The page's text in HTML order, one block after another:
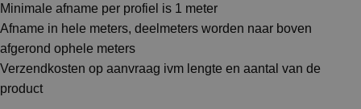
Minimale afname per profiel is 1 meter
Afname in hele meters, deelmeters worden naar boven
afgerond ophele meters
Verzendkosten op aanvraag ivm lengte en aantal van de
product